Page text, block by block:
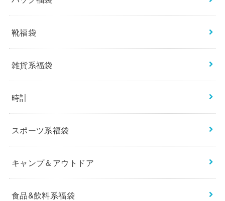
靴福袋
雑貨系福袋
時計
スポーツ系福袋
キャンプ＆アウトドア
食品&飲料系福袋